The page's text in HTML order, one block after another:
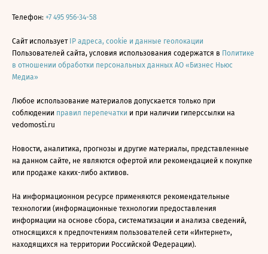
Телефон: +7 495 956-34-58
Сайт использует IP адреса, cookie и данные геолокации
Пользователей сайта, условия использования содержатся в Политике
в отношении обработки персональных данных АО «Бизнес Ньюс
Медиа»
Любое использование материалов допускается только при
соблюдении правил перепечатки и при наличии гиперссылки на
vedomosti.ru
Новости, аналитика, прогнозы и другие материалы, представленные
на данном сайте, не являются офертой или рекомендацией к покупке
или продаже каких-либо активов.
На информационном ресурсе применяются рекомендательные
технологии (информационные технологии предоставления
информации на основе сбора, систематизации и анализа сведений,
относящихся к предпочтениям пользователей сети «Интернет»,
находящихся на территории Российской Федерации).